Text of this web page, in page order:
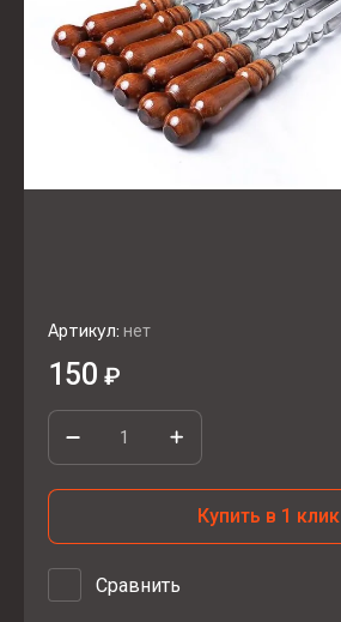
Артикул: нет
150 ₽
Купить в 1 клик
Сравнить